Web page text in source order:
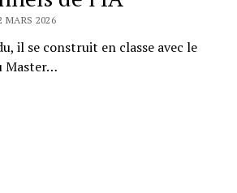
MARS 2026
il se construit en classe avec le
Master…